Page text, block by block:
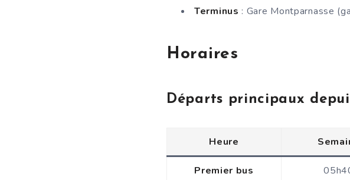
Terminus : Gare Montparnasse
Horaires
Départs principaux
Heure
Premier bus